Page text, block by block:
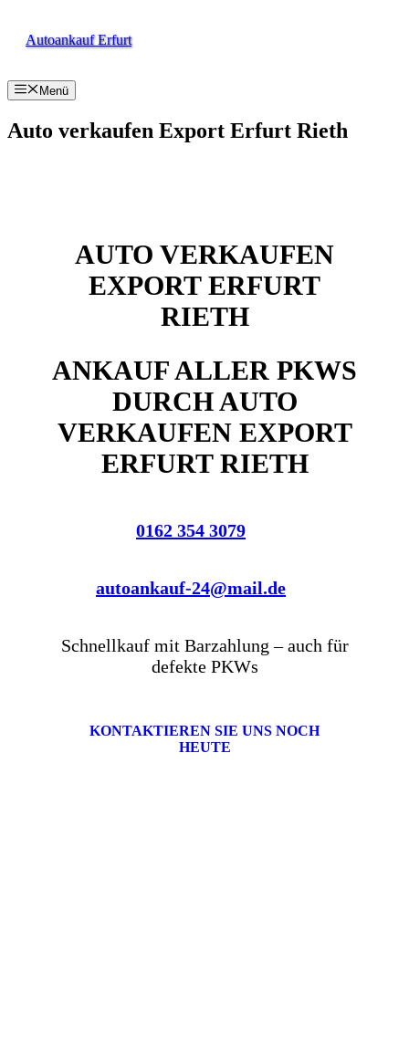
InhaltAutoankauf Erfurt
Menü
Auto verkaufen Export Erfurt Rieth
AUTO VERKAUFEN
EXPORT ERFURT
RIETH
ANKAUF ALLER PKWS
DURCH AUTO
VERKAUFEN EXPORT
ERFURT RIETH
0162 354 3079
autoankauf-24@mail.de
Schnellkauf mit Barzahlung – auch für
defekte PKWs
KONTAKTIEREN SIE UNS NOCH
HEUTE